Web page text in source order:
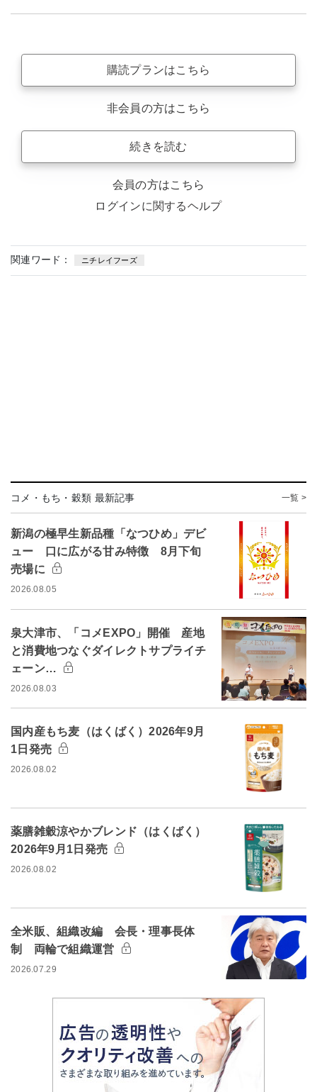
購読プランはこちら
非会員の方はこちら
続きを読む
会員の方はこちら
ログインに関するヘルプ
関連ワード： ニチレイフーズ
コメ・もち・穀類 最新記事 一覧 >
新潟の極早生新品種「なつひめ」デビ
ュー 口に広がる甘み特徴 8月下旬
売場に
2026.08.05
泉大津市、「コメEXPO」開催 産地
と消費地つなぐダイレクトサプライチ
ェーン…
2026.08.03
国内産もち麦（はくばく）2026年9月
1日発売
2026.08.02
薬膳雑穀涼やかブレンド（はくばく）
2026年9月1日発売
2026.08.02
全米販、組織改編 会長・理事長体
制 両輪で組織運営
2026.07.29